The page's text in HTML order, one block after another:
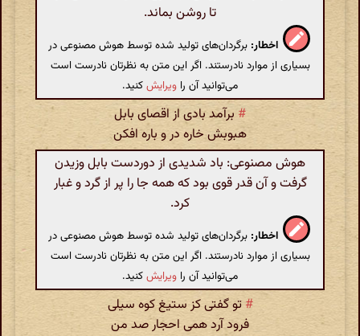
تا روشن بماند.
اخطار: برگردان‌های تولید شده توسط هوش مصنوعی در
بسیاری از موارد نادرستند. اگر این متن به نظرتان نادرست است
می‌توانید آن را ویرایشکنید.
# برآمد بادی از اقصای بابل
هبوبش خاره در و باره افکن
هوش مصنوعی: باد شدیدی از دوردست بابل وزیدن
گرفت و آن قدر قوی بود که همه جا را پر از گرد و غبار
کرد.
اخطار: برگردان‌های تولید شده توسط هوش مصنوعی در
بسیاری از موارد نادرستند. اگر این متن به نظرتان نادرست است
می‌توانید آن را ویرایشکنید.
# تو گفتی کز ستیغ کوه سیلی
فرود آرد همی احجار صد من